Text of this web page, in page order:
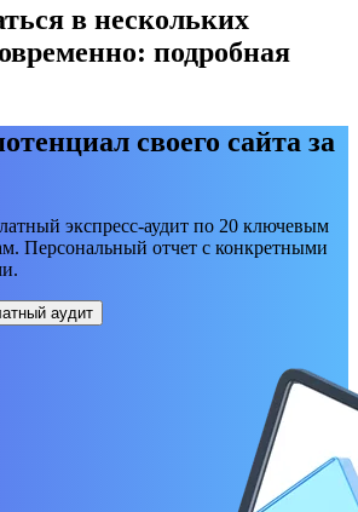
в нескольких
подробная
своего сайта за
экспресс-аудит по 20 ключевым
Персональный отчет с конкретными
аудит